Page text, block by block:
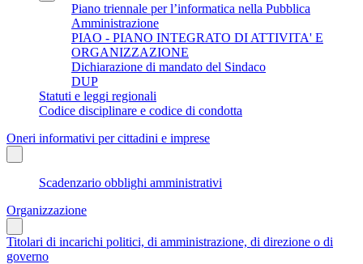
Piano triennale per l’informatica nella Pubblica
Amministrazione
PIAO - PIANO INTEGRATO DI ATTIVITA' E
ORGANIZZAZIONE
Dichiarazione di mandato del Sindaco
DUP
Statuti e leggi regionali
Codice disciplinare e codice di condotta
Oneri informativi per cittadini e imprese
Scadenzario obblighi amministrativi
Organizzazione
Titolari di incarichi politici, di amministrazione, di direzione o di
governo